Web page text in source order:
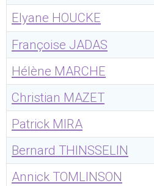
Elyane HOUCKE
Françoise JADAS
Hélène MARCHE
Christian MAZET
Patrick MIRA
Bernard THINSSELIN
Annick TOMLINSON